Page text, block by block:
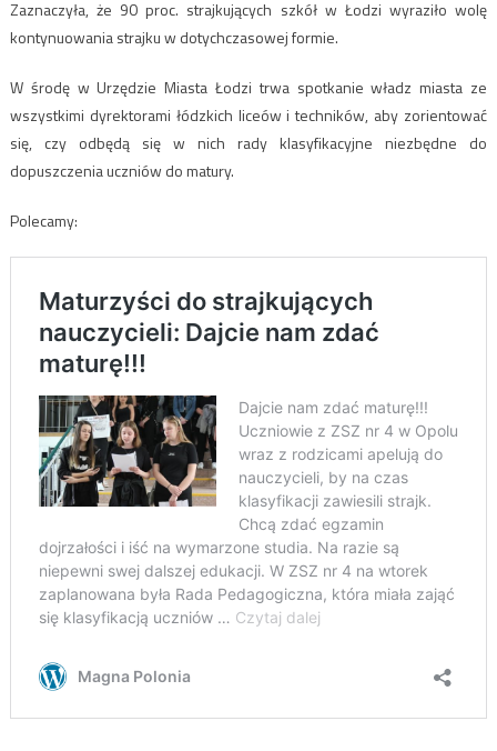
Zaznaczyła, że 90 proc. strajkujących szkół w Łodzi wyraziło wolę
kontynuowania strajku w dotychczasowej formie.
W środę w Urzędzie Miasta Łodzi trwa spotkanie władz miasta ze
wszystkimi dyrektorami łódzkich liceów i techników, aby zorientować
się, czy odbędą się w nich rady klasyfikacyjne niezbędne do
dopuszczenia uczniów do matury.
Polecamy: